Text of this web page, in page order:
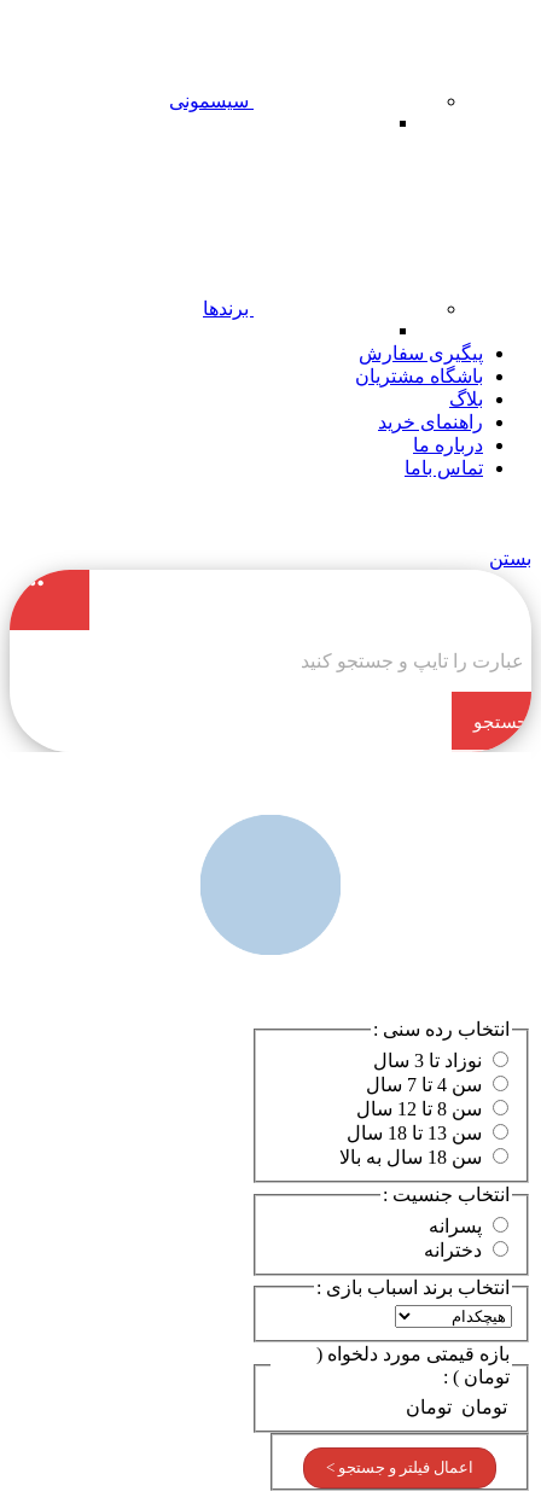
سیسمونی
برندها
پیگیری سفارش
باشگاه مشتریان
بلاگ
راهنمای خرید
درباره ما
تماس باما
بستن
جستجو
انتخاب رده سنی :
انتخاب جنسیت :
انتخاب برند اسباب بازی :
بازه قیمتی مورد دلخواه (
تومان ) :
تومان تومان
اعمال فیلتر و جستجو >